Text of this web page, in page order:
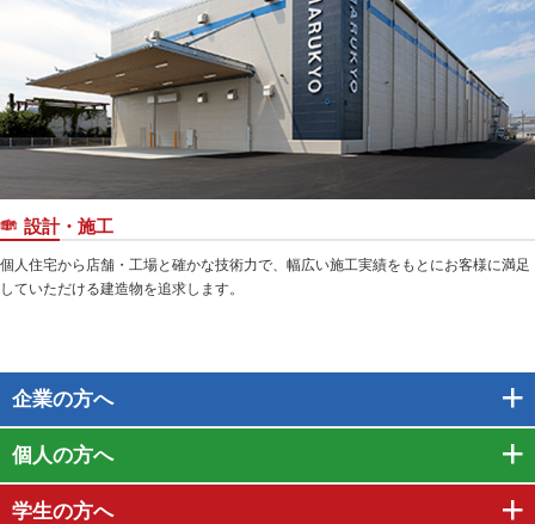
設計・施工
個人住宅から店舗・工場と確かな技術力で、幅広い施工実績をもとにお客様に満足
していただける建造物を追求します。
企業の方へ
個人の方へ
学生の方へ